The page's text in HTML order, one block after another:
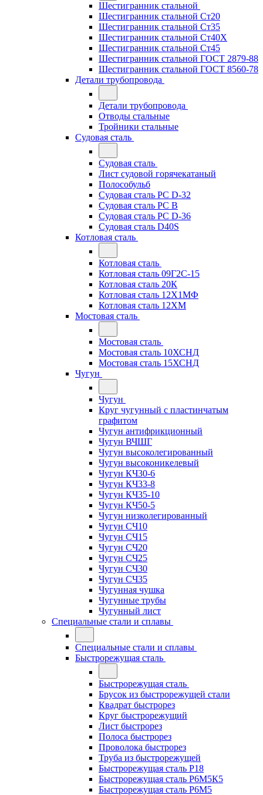
Шестигранник стальной
Шестигранник стальной Ст20
Шестигранник стальной Ст35
Шестигранник стальной Ст40Х
Шестигранник стальной Ст45
Шестигранник стальной ГОСТ 2879-88
Шестигранник стальной ГОСТ 8560-78
Детали трубопровода
Детали трубопровода
Отводы стальные
Тройники стальные
Судовая сталь
Судовая сталь
Лист судовой горячекатаный
Полособульб
Судовая сталь РС D-32
Судовая сталь РС В
Судовая сталь РС D-36
Судовая сталь D40S
Котловая сталь
Котловая сталь
Котловая сталь 09Г2С-15
Котловая сталь 20К
Котловая сталь 12Х1МФ
Котловая сталь 12ХМ
Мостовая сталь
Мостовая сталь
Мостовая сталь 10ХСНД
Мостовая сталь 15ХСНД
Чугун
Чугун
Круг чугунный с пластинчатым
графитом
Чугун антифрикционный
Чугун ВЧШГ
Чугун высоколегированный
Чугун высоконикелевый
Чугун КЧ30-6
Чугун КЧ33-8
Чугун КЧ35-10
Чугун КЧ50-5
Чугун низколегированный
Чугун СЧ10
Чугун СЧ15
Чугун СЧ20
Чугун СЧ25
Чугун СЧ30
Чугун СЧ35
Чугунная чушка
Чугунные трубы
Чугунный лист
Специальные стали и сплавы
Специальные стали и сплавы
Быстрорежущая сталь
Быстрорежущая сталь
Брусок из быстрорежущей стали
Квадрат быстрорез
Круг быстрорежущий
Лист быстрорез
Полоса быстрорез
Проволока быстрорез
Труба из быстрорежущей
Быстрорежущая сталь Р18
Быстрорежущая сталь Р6М5К5
Быстрорежущая сталь Р6М5